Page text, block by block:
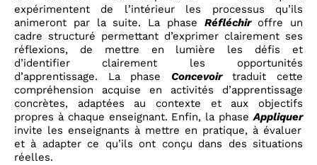
expérimentent de l’intérieur les processus qu’ils
animeront par la suite. La phase Réfléchiroffre un
cadre structuré permettant d’exprimer clairement ses
réflexions, de mettre en lumière les défis et
d’identifier clairement les opportunités
d’apprentissage. La phase Concevoirtraduit cette
compréhension acquise en activités d’apprentissage
concrètes, adaptées au contexte et aux objectifs
propres à chaque enseignant. Enfin, la phaseAppliquer
invite les enseignants à mettre en pratique, à évaluer
et à adapter ce qu’ils ont conçu dans des situations
réelles.